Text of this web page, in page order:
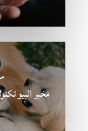
مخبر البيو